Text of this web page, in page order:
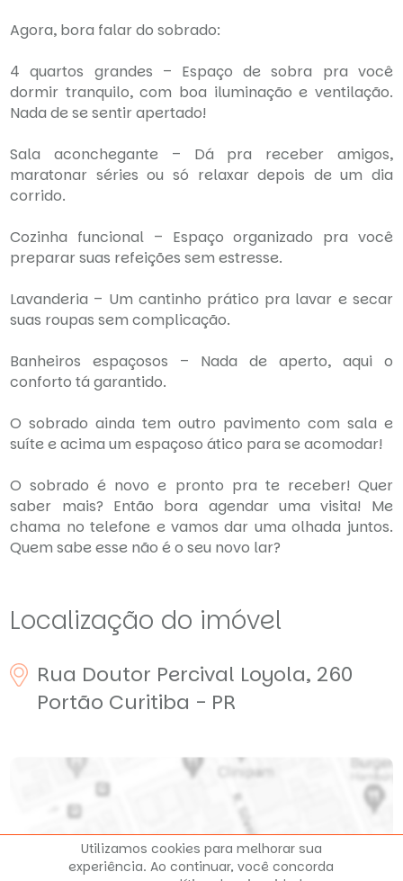
Agora, bora falar do sobrado:
4 quartos grandes – Espaço de sobra pra você
dormir tranquilo, com boa iluminação e ventilação.
Nada de se sentir apertado!
Sala aconchegante – Dá pra receber amigos,
maratonar séries ou só relaxar depois de um dia
corrido.
Cozinha funcional – Espaço organizado pra você
preparar suas refeições sem estresse.
Lavanderia – Um cantinho prático pra lavar e secar
suas roupas sem complicação.
Banheiros espaçosos – Nada de aperto, aqui o
conforto tá garantido.
O sobrado ainda tem outro pavimento com sala e
suíte e acima um espaçoso ático para se acomodar!
O sobrado é novo e pronto pra te receber! Quer
saber mais? Então bora agendar uma visita! Me
chama no telefone e vamos dar uma olhada juntos.
Quem sabe esse não é o seu novo lar?
Localização do imóvel
Rua Doutor Percival Loyola, 260
Portão Curitiba - PR
Utilizamos cookies para melhorar sua
experiência. Ao continuar, você concorda